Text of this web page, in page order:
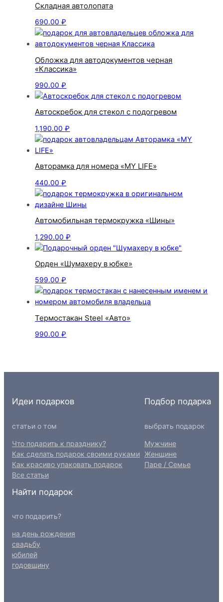
Складная автолопата
690.00₽
Обложка для автодокументов черная
«Классика»
990.00₽
Автоскребок для стекол с подогревом
1,190.00₽
Авторамка для номера «MY LIFE»
440.00₽
Автомобильная термокружка «Шины»
1,290.00₽
Орден «Шумахеру в юбке»
599.00₽
Термостакан Steel «Авто»
990.00₽
Идеи подарков
статьи о том
Что подарить к празднику?
Как сделать подарок своими руками
Как красиво упаковать подарок
Все статьи
Подбор подарка
выбрать подарок
Мужчине
Женщине
Паре / Семье
Найти подарок
что подарить?
на день рождения
свадьбу
юбилей
годовщину